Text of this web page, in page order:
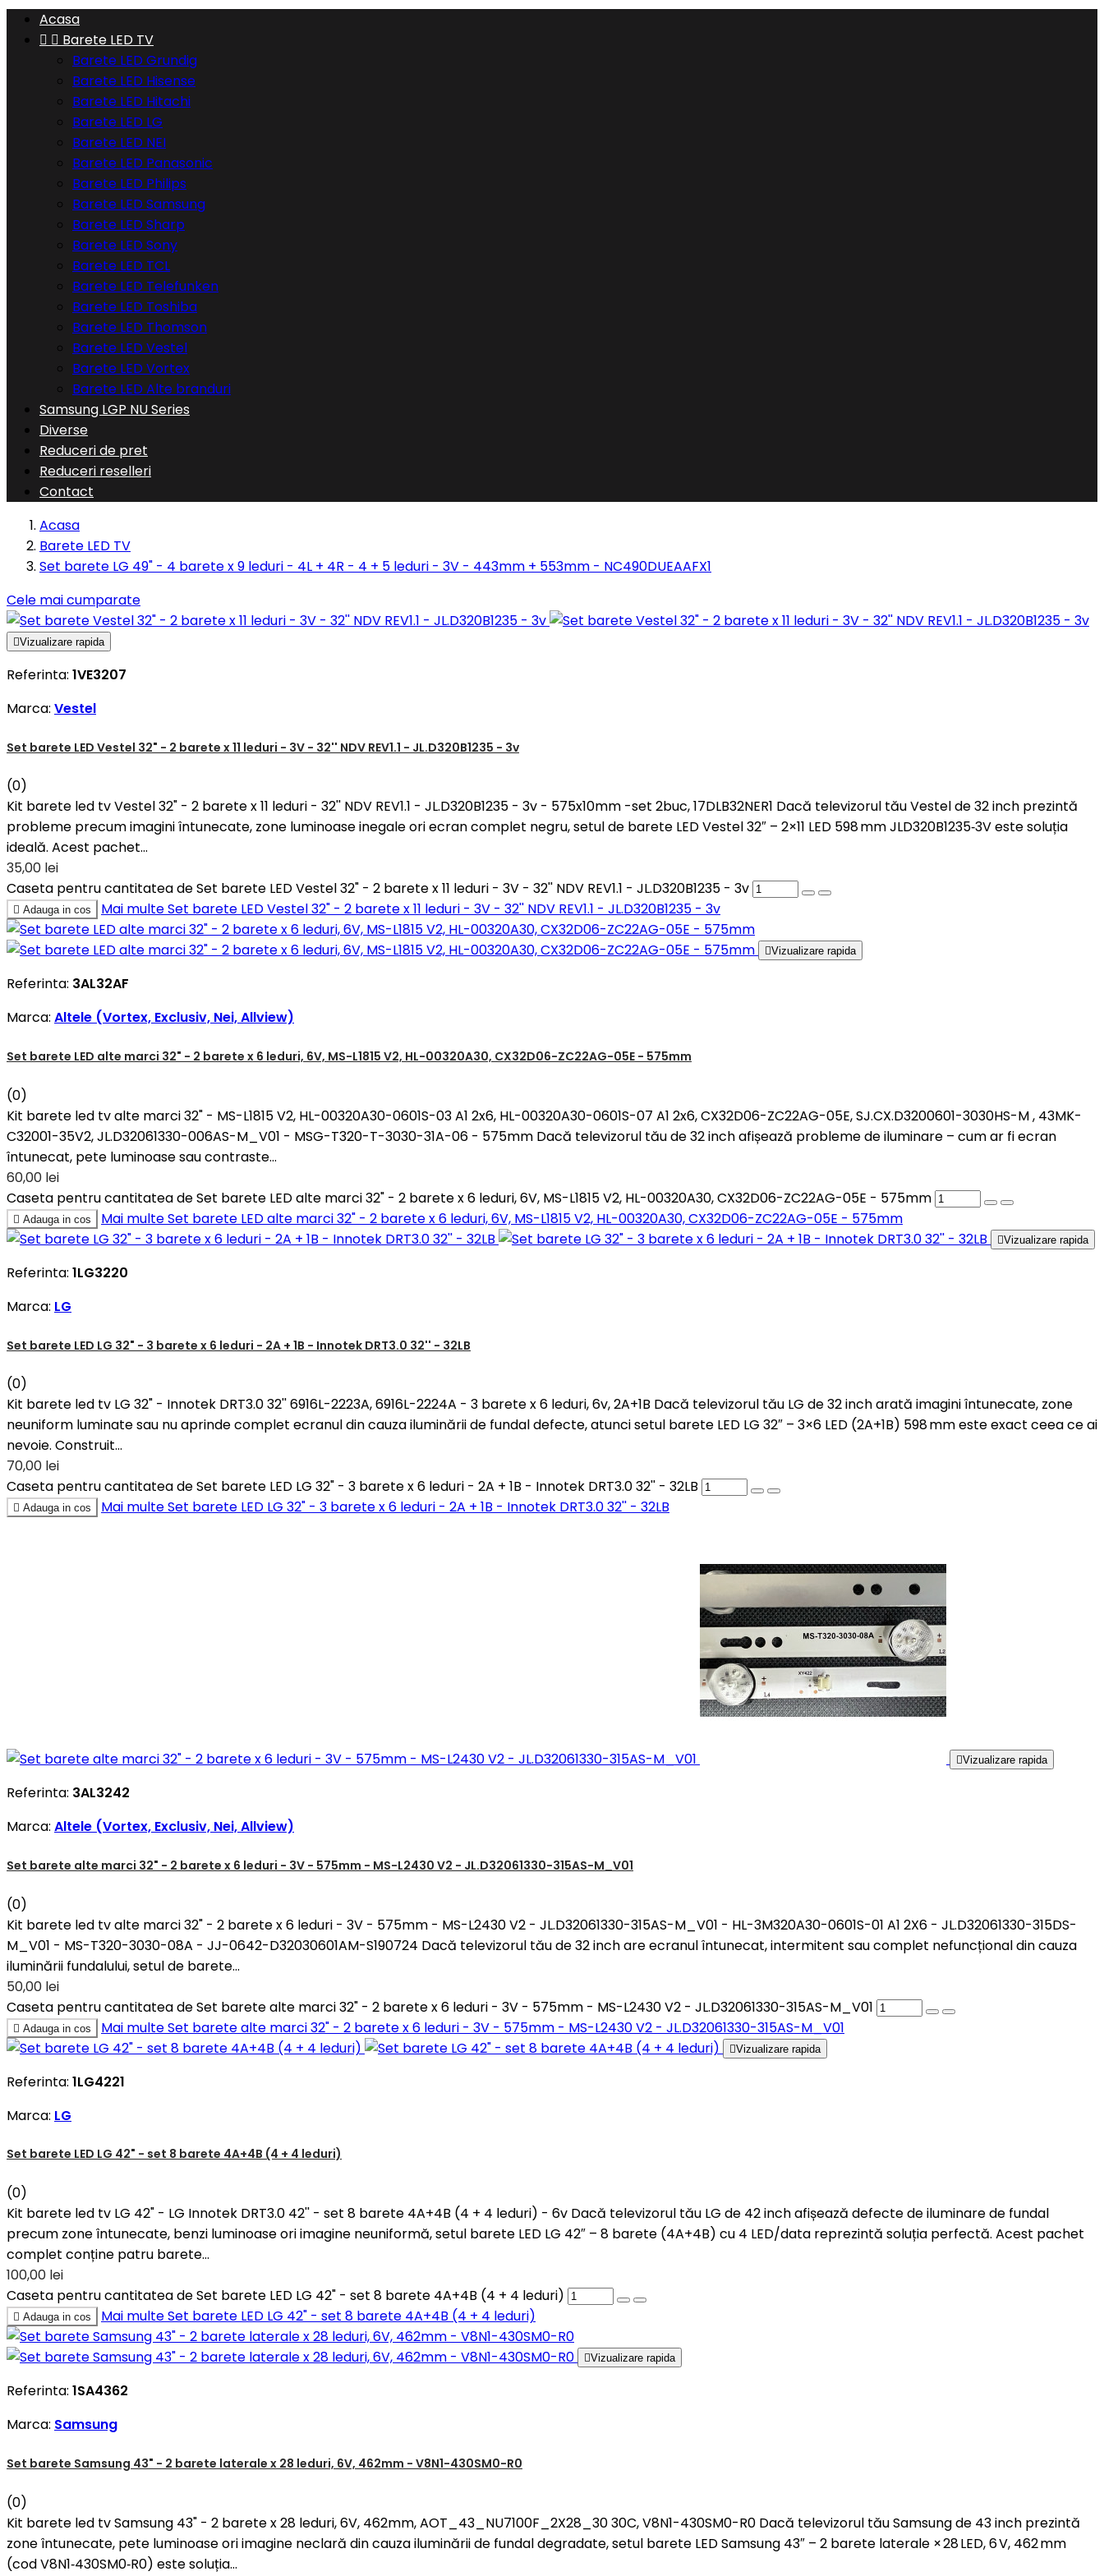
Acasa
  Barete LED TV
Barete LED Grundig
Barete LED Hisense
Barete LED Hitachi
Barete LED LG
Barete LED NEI
Barete LED Panasonic
Barete LED Philips
Barete LED Samsung
Barete LED Sharp
Barete LED Sony
Barete LED TCL
Barete LED Telefunken
Barete LED Toshiba
Barete LED Thomson
Barete LED Vestel
Barete LED Vortex
Barete LED Alte branduri
Samsung LGP NU Series
Diverse
Reduceri de pret
Reduceri reselleri
Contact
Acasa
Barete LED TV
Set barete LG 49" - 4 barete x 9 leduri - 4L + 4R - 4 + 5 leduri - 3V - 443mm + 553mm - NC490DUEAAFX1
Cele mai cumparate
Vizualizare rapida
Referinta: 1VE3207
Marca: Vestel
Set barete LED Vestel 32" - 2 barete x 11 leduri - 3V - 32'' NDV REV1.1 - JL.D320B1235 - 3v
(0)
Kit barete led tv Vestel 32" - 2 barete x 11 leduri - 32'' NDV REV1.1 - JL.D320B1235 - 3v - 575x10mm -set 2buc, 17DLB32NER1 Dacă televizorul tău Vestel de 32 inch prezintă
probleme precum imagini întunecate, zone luminoase inegale ori ecran complet negru, setul de barete LED Vestel 32″ – 2×11 LED 598 mm JLD320B1235‑3V este soluția
ideală. Acest pachet...
35,00 lei
Caseta pentru cantitatea de Set barete LED Vestel 32" - 2 barete x 11 leduri - 3V - 32'' NDV REV1.1 - JL.D320B1235 - 3v
 Adauga in cos Mai multeSet barete LED Vestel 32" - 2 barete x 11 leduri - 3V - 32'' NDV REV1.1 - JL.D320B1235 - 3v
Vizualizare rapida
Referinta: 3AL32AF
Marca: Altele (Vortex, Exclusiv, Nei, Allview)
Set barete LED alte marci 32" - 2 barete x 6 leduri, 6V, MS-L1815 V2, HL-00320A30, CX32D06-ZC22AG-05E - 575mm
(0)
Kit barete led tv alte marci 32" - MS-L1815 V2, HL-00320A30-0601S-03 A1 2x6, HL-00320A30-0601S-07 A1 2x6, CX32D06-ZC22AG-05E, SJ.CX.D3200601-3030HS-M , 43MK-
C32001-35V2, JL.D32061330-006AS-M_V01 - MSG-T320-T-3030-31A-06 - 575mm Dacă televizorul tău de 32 inch afișează probleme de iluminare – cum ar fi ecran
întunecat, pete luminoase sau contraste...
60,00 lei
Caseta pentru cantitatea de Set barete LED alte marci 32" - 2 barete x 6 leduri, 6V, MS-L1815 V2, HL-00320A30, CX32D06-ZC22AG-05E - 575mm
 Adauga in cos Mai multeSet barete LED alte marci 32" - 2 barete x 6 leduri, 6V, MS-L1815 V2, HL-00320A30, CX32D06-ZC22AG-05E - 575mm
Vizualizare rapida
Referinta: 1LG3220
Marca: LG
Set barete LED LG 32" - 3 barete x 6 leduri - 2A + 1B - Innotek DRT3.0 32'' - 32LB
(0)
Kit barete led tv LG 32" - Innotek DRT3.0 32'' 6916L-2223A, 6916L-2224A - 3 barete x 6 leduri, 6v, 2A+1B Dacă televizorul tău LG de 32 inch arată imagini întunecate, zone
neuniform luminate sau nu aprinde complet ecranul din cauza iluminării de fundal defecte, atunci setul barete LED LG 32″ – 3×6 LED (2A+1B) 598 mm este exact ceea ce ai
nevoie. Construit...
70,00 lei
Caseta pentru cantitatea de Set barete LED LG 32" - 3 barete x 6 leduri - 2A + 1B - Innotek DRT3.0 32'' - 32LB
 Adauga in cos Mai multeSet barete LED LG 32" - 3 barete x 6 leduri - 2A + 1B - Innotek DRT3.0 32'' - 32LB
Vizualizare rapida
Referinta: 3AL3242
Marca: Altele (Vortex, Exclusiv, Nei, Allview)
Set barete alte marci 32" - 2 barete x 6 leduri - 3V - 575mm - MS-L2430 V2 - JL.D32061330-315AS-M_V01
(0)
Kit barete led tv alte marci 32" - 2 barete x 6 leduri - 3V - 575mm - MS-L2430 V2 - JL.D32061330-315AS-M_V01 - HL-3M320A30-0601S-01 A1 2X6 - JL.D32061330-315DS-
M_V01 - MS-T320-3030-08A - JJ-0642-D32030601AM-S190724 Dacă televizorul tău de 32 inch are ecranul întunecat, intermitent sau complet nefuncțional din cauza
iluminării fundalului, setul de barete...
50,00 lei
Caseta pentru cantitatea de Set barete alte marci 32" - 2 barete x 6 leduri - 3V - 575mm - MS-L2430 V2 - JL.D32061330-315AS-M_V01
 Adauga in cos Mai multeSet barete alte marci 32" - 2 barete x 6 leduri - 3V - 575mm - MS-L2430 V2 - JL.D32061330-315AS-M_V01
Vizualizare rapida
Referinta: 1LG4221
Marca: LG
Set barete LED LG 42" - set 8 barete 4A+4B (4 + 4 leduri)
(0)
Kit barete led tv LG 42" - LG Innotek DRT3.0 42'' - set 8 barete 4A+4B (4 + 4 leduri) - 6v Dacă televizorul tău LG de 42 inch afișează defecte de iluminare de fundal
precum zone întunecate, benzi luminoase ori imagine neuniformă, setul barete LED LG 42″ – 8 barete (4A+4B) cu 4 LED/data reprezintă soluția perfectă. Acest pachet
complet conține patru barete...
100,00 lei
Caseta pentru cantitatea de Set barete LED LG 42" - set 8 barete 4A+4B (4 + 4 leduri)
 Adauga in cos Mai multeSet barete LED LG 42" - set 8 barete 4A+4B (4 + 4 leduri)
Vizualizare rapida
Referinta: 1SA4362
Marca: Samsung
Set barete Samsung 43" - 2 barete laterale x 28 leduri, 6V, 462mm - V8N1-430SM0-R0
(0)
Kit barete led tv Samsung 43" - 2 barete x 28 leduri, 6V, 462mm, AOT_43_NU7100F_2X28_30 30C, V8N1-430SM0-R0 Dacă televizorul tău Samsung de 43 inch prezintă
zone întunecate, pete luminoase ori imagine neclară din cauza iluminării de fundal degradate, setul barete LED Samsung 43″ – 2 barete laterale × 28 LED, 6 V, 462 mm
(cod V8N1‑430SM0‑R0) este soluția...